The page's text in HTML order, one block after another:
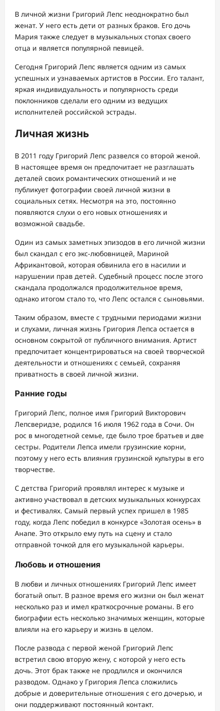
В личной жизни Григорий Лепс неоднократно был
женат. У него есть дети от разных браков. Его дочь
Мария также следует в музыкальных стопах своего
отца и является популярной певицей.
Сегодня Григорий Лепс является одним из самых
успешных и узнаваемых артистов в России. Его талант,
яркая индивидуальность и популярность среди
поклонников сделали его одним из ведущих
исполнителей российской эстрады.
Личная жизнь
В 2011 году Григорий Лепс развелся со второй женой.
В настоящее время он предпочитает не разглашать
деталей своих романтических отношений и не
публикует фотографии своей личной жизни в
социальных сетях. Несмотря на это, постоянно
появляются слухи о его новых отношениях и
возможной свадьбе.
Один из самых заметных эпизодов в его личной жизни
был скандал c его экс-любовницей, Мариной
Африкантовой, которая обвинила его в насилии и
нарушении прав детей. Судебный процесс после этого
скандала продолжался продолжительное время,
однако итогом стало то, что Лепс остался с сыновьями.
Таким образом, вместе с трудными периодами жизни
и слухами, личная жизнь Григория Лепса остается в
основном сокрытой от публичного внимания. Артист
предпочитает концентрироваться на своей творческой
деятельности и отношениях с семьей, сохраняя
приватность в своей личной жизни.
Ранние годы
Григорий Лепс, полное имя Григорий Викторович
Лепсверидзе, родился 16 июля 1962 года в Сочи. Он
рос в многодетной семье, где было трое братьев и две
сестры. Родители Лепса имели грузинские корни,
поэтому у него есть влияния грузинской культуры в его
творчестве.
С детства Григорий проявлял интерес к музыке и
активно участвовал в детских музыкальных конкурсах
и фестивалях. Самый первый успех пришел в 1985
году, когда Лепс победил в конкурсе «Золотая осень» в
Анапе. Это открыло ему путь на сцену и стало
отправной точкой для его музыкальной карьеры.
Любовь и отношения
В любви и личных отношениях Григорий Лепс имеет
богатый опыт. В разное время его жизни он был женат
несколько раз и имел краткосрочные романы. В его
биографии есть несколько значимых женщин, которые
влияли на его карьеру и жизнь в целом.
После развода с первой женой Григорий Лепс
встретил свою вторую жену, с которой у него есть
дочь. Этот брак также не продлился и окончился
разводом. Однако у Григория Лепса сложились
добрые и доверительные отношения с его дочерью, и
они поддерживают постоянный контакт.